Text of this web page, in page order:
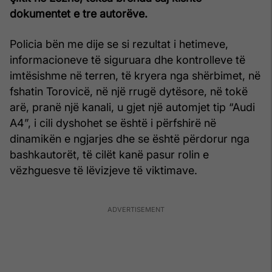
dokumentet e tre autorëve.
Policia bën me dije se si rezultat i hetimeve,
informacioneve të siguruara dhe kontrolleve të
imtësishme në terren, të kryera nga shërbimet, në
fshatin Torovicë, në një rrugë dytësore, në tokë
arë, pranë një kanali, u gjet një automjet tip “Audi
A4”, i cili dyshohet se është i përfshirë në
dinamikën e ngjarjes dhe se është përdorur nga
bashkautorët, të cilët kanë pasur rolin e
vëzhguesve të lëvizjeve të viktimave.